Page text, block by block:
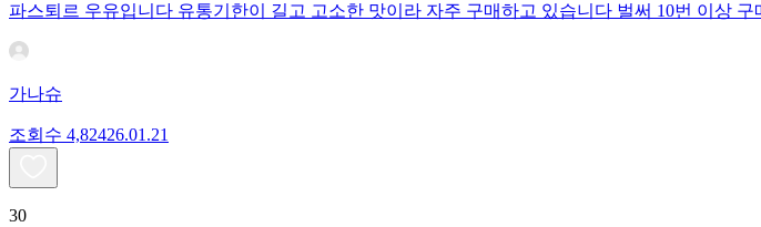
파스퇴르 우유입니다 유통기한이 길고 고소한 맛이라 자주 구매하고 있습니다 벌써 10번 이상
가나슈
조회수 4,82426.01.21
30